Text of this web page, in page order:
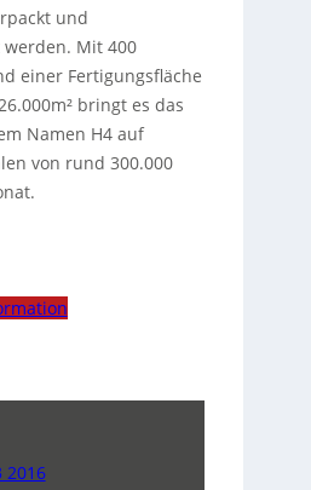
und
Mit 400
einer Fertigungsfläche
bringt es das
Namen H4 auf
von rund 300.000
2016